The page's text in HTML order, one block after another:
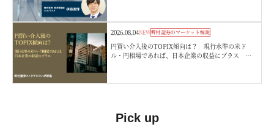
2026.08.04NEW野村證券のマーケット解説
円買い介入後のTOPIX傾向は？ 現行水準の米ド
ル・円相場であれば、日本企業の収益にプラス 野
Pick up